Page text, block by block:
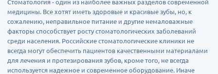
Стоматология - один из наиболее важных разделов современной
медицины. Все хотят иметь здоровые и красивые зубы, но, к
сожалению, неправильное питание и другие немаловажные
факторы способствует росту стоматологических заболеваний
среди населения. Российские стоматологические клиники не
всегда могут обеспечить пациентов качественными материалами
для лечения и протезирования зубов, кроме того, не всегда
используется надежное и современное оборудование. Иначе